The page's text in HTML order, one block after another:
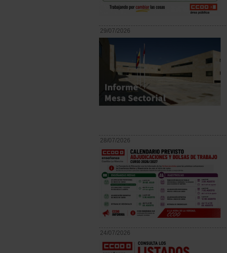
29/07/2026
28/07/2026
24/07/2026